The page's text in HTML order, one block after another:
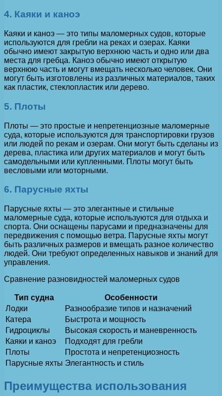
4. Каяки и каноэ
Каяки и каноэ — это типы маломерных судов, которые
используются для гребли на реках и озерах. Каяки
обычно имеют закрытую верхнюю часть и одно или два
места для гребца. Каноэ обычно имеют открытую
верхнюю часть и могут вмещать несколько человек. Они
могут быть изготовлены из различных материалов, таких
как пластик, стеклопластик или дерево.
5. Плоты
Плоты — это простые и непретенциозные маломерные
суда, которые используются для транспортировки грузов
или людей по рекам и озерам. Они могут быть сделаны из
дерева, пластика или других материалов и могут быть
самодельными или купленными. Плоты могут быть
весловыми или моторными.
6. Парусные яхты
Парусные яхты — это элегантные и стильные
маломерные суда, которые используются для отдыха и
спорта. Они оснащены парусами и предназначены для
передвижения с помощью ветра. Парусные яхты могут
быть различных размеров и вмещать разное количество
людей. Они требуют определенных навыков и знаний для
управления.
Сравнение разновидностей маломерных судов
Тип судна
Особенности
Лодки
Разнообразие типов и назначений
Катера
Быстрота и мощность
Гидроциклы
Высокая скорость и маневренность
Каяки и каноэ
Подходят для гребли
Плоты
Простота и непретенциозность
Парусные яхты Элегантность и стиль
Преимущества использования